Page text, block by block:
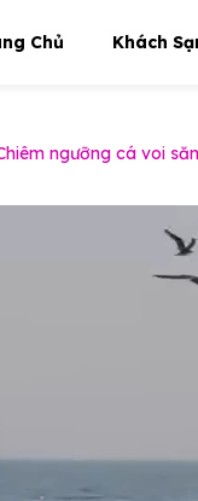
Chủ Khách
ngưỡng cá voi